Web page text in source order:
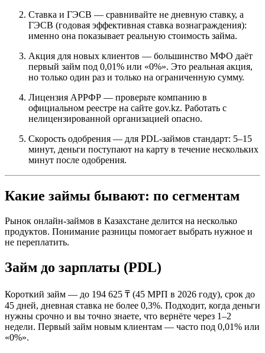
Ставка и ГЭСВ — сравнивайте не дневную ставку, а
ГЭСВ (годовая эффективная ставка вознаграждения):
именно она показывает реальную стоимость займа.
Акция для новых клиентов — большинство МФО даёт
первый займ под 0,01% или «0%». Это реальная акция,
но только один раз и только на ограниченную сумму.
Лицензия АРРФР — проверьте компанию в
официальном реестре на сайте gov.kz. Работать с
нелицензированной организацией опасно.​
Скорость одобрения — для PDL-займов стандарт: 5–15
минут, деньги поступают на карту в течение нескольких
минут после одобрения.​
Какие займы бывают: по сегментам
Рынок онлайн-займов в Казахстане делится на несколько
продуктов. Понимание разницы помогает выбрать нужное и
не переплатить.
Займ до зарплаты (PDL)
Короткий займ — до 194 625 ₸ (45 МРП в 2026 году), срок до
45 дней, дневная ставка не более 0,3%. Подходит, когда деньги
нужны срочно и вы точно знаете, что вернёте через 1–2
недели. Первый займ новым клиентам — часто под 0,01% или
«0%».